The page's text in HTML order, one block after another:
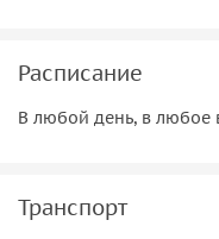
Расписание
В любой день, в любое
Транспорт